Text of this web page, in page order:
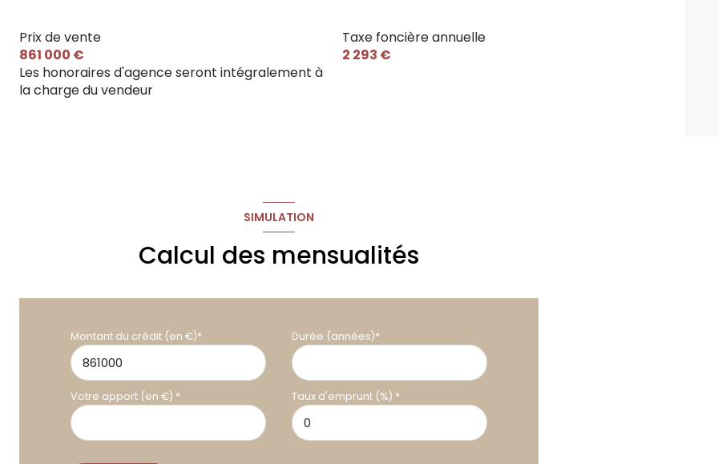
cellier
chambre
chambre
studio indépendant
Prix de vente
861 000 €
Les honoraires d'agence seront intégralement à
la charge du vendeur
Taxe foncière annuelle
2 293 €
SIMULATION
Calcul des mensualités
Montant du crédit (en €)* Durée (années)*
Votre apport (en €) * Taux d'emprunt (%) *